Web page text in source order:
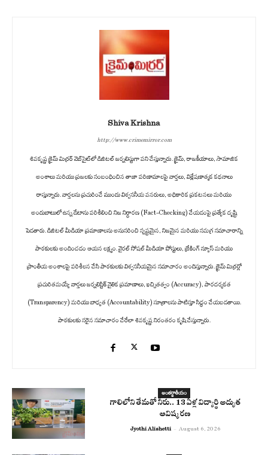
Shiva Krishna
http://www.crimemirror.com
శివకృష్ణ క్రైమ్ మిర్రర్ వెబ్‌సైట్‌లో డిజిటల్ జర్నలిస్టుగా పని చేస్తున్నారు. క్రైమ్, రాజకీయాలు, సామాజిక
అంశాలు మరియు ప్రజలకు సంబంధించిన తాజా పరిణామాలపై వార్తలు, విశ్లేషణాత్మక కథనాలు
రాస్తున్నారు. వార్తలను ప్రచురించే ముందు విశ్వసనీయ వనరులు, అధికారిక ప్రకటనలు మరియు
అందుబాటులో ఉన్న డేటాను పరిశీలించి నిజ నిర్ధారణ (Fact-Checking) చేయడంపై ప్రత్యేక దృష్టి
పెడతారు. డిజిటల్ మీడియా ప్రమాణాలను అనుసరించి స్పష్టమైన, నిజమైన మరియు సమగ్ర సమాచారాన్ని
పాఠకులకు అందించడం ఆయన లక్ష్యం. వైరల్ సోషల్ మీడియా పోస్టులు, బ్రేకింగ్ న్యూస్ మరియు
ప్రాంతీయ అంశాలపై పరిశీలన చేసి పాఠకులకు విశ్వసనీయమైన సమాచారం అందిస్తున్నారు. క్రైమ్ మిర్రర్లో
ప్రచురితమయ్యే వార్తలు జర్నలిస్టిక్ నైతిక ప్రమాణాలు, ఖచ్చితత్వం (Accuracy), పారదర్శకత
(Transparency) మరియు బాధ్యత (Accountability) సూత్రాలను పాటిస్తూ సిద్ధం చేయబడతాయి.
పాఠకులకు సరైన సమాచారం చేరేలా శివకృష్ణ నిరంతరం కృషి చేస్తున్నారు.
అంతర్జాతీయం
గాలిలోని తేమతో నీరు.. 13 ఏళ్ల విద్యార్థి అద్భుత
ఆవిష్కరణ
Jyothi Alishetti - August 6, 2026